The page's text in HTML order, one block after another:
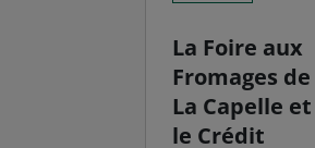
La Foire aux
Fromages de
La Capelle et
le Crédit